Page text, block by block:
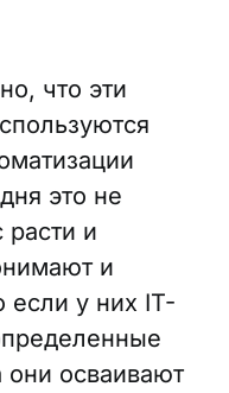
что эти
это не
и
и
у них IT-
они осваивают